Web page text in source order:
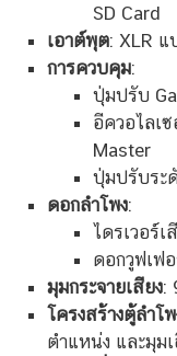
SD Card
เอาต์พุต: XLR แ
การควบคุม:
ปุ่มปรับ
อีควอไลเ
Master
ปุ่มปรับระ
ดอกลำโพง:
ไดรเวอร์
ดอกวูฟเฟ
มุมกระจายเสียง:
โครงสร้างตู้ลำโพ
ตำแหน่ง และมุม